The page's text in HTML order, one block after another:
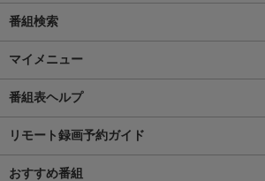
番組検索
マイメニュー
番組表ヘルプ
リモート録画予約ガイド
おすすめ番組